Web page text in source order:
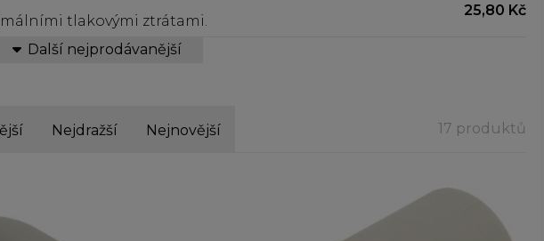
tlakovými ztrátami.
25,80 Kč
Další nejprodávanější
Nejdražší Nejnovější 17 produktů